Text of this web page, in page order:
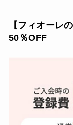
【フィオーレ
50％OFF